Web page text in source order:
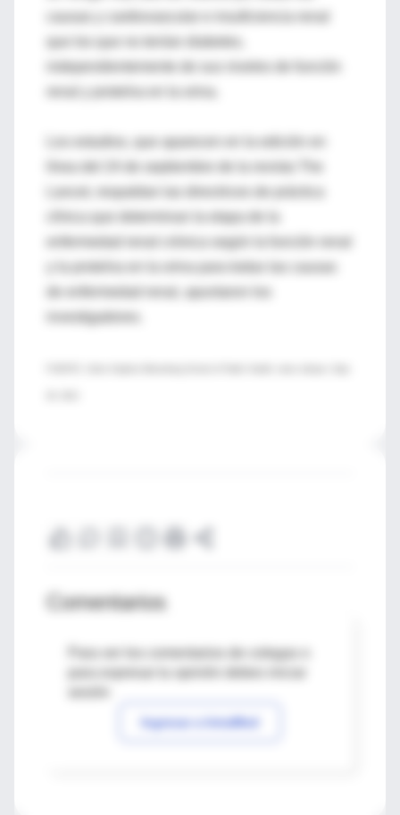
independientemente de sus niveles de función
Los estudios, que aparecen en la edición en
Lancet, respaldan las directrices de práctica
clínica que determinan la etapa de la
enfermedad renal crónica según la función renal
de enfermedad renal, apuntaron los
investigadores.
Comentarios
Para ver los comentarios de colegas o
Ingresar a IntraMed